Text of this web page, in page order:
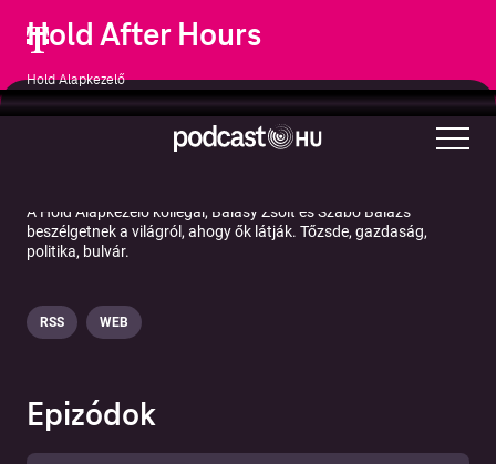
Hold After Hours
Hold Alapkezelő
A Hold Alapkezelő kollégái, Balásy Zsolt és Szabó Balázs
beszélgetnek a világról, ahogy ők látják. Tőzsde, gazdaság,
politika, bulvár.
RSS WEB
Epizódok